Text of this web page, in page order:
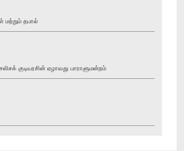
மற்றும் தபால்
குடியரசின் ஏழாவது பாராளுமன்றம்